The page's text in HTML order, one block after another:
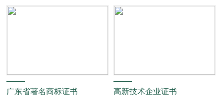
广东省著名商标证书 高新技术企业证书